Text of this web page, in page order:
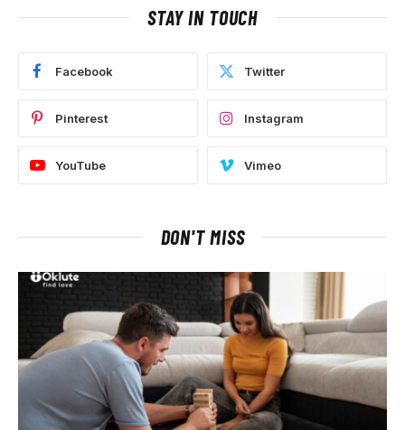
STAY IN TOUCH
Facebook Twitter
Pinterest Instagram
YouTube Vimeo
DON'T MISS